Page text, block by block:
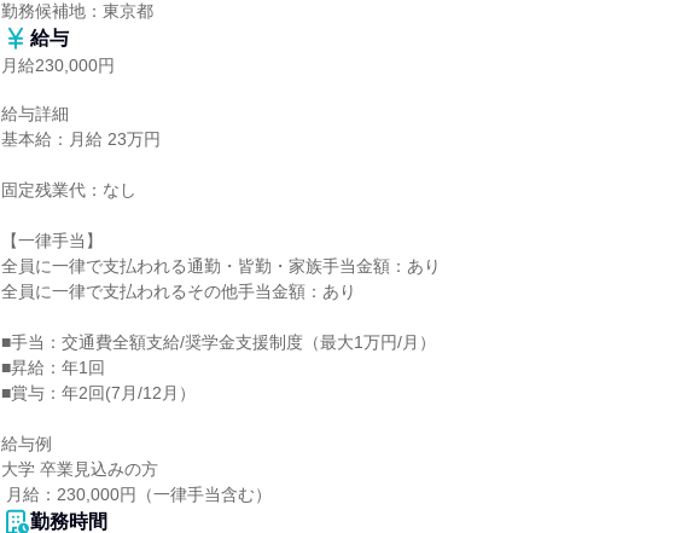
勤務候補地：東京都
給与
月給230,000円
給与詳細
基本給：月給 23万円
固定残業代：なし
【一律手当】
全員に一律で支払われる通勤・皆勤・家族手当金額：あり
全員に一律で支払われるその他手当金額：あり
■手当：交通費全額支給/奨学金支援制度（最大1万円/月）
■昇給：年1回
■賞与：年2回(7月/12月）
給与例
大学 卒業見込みの方
月給：230,000円（一律手当含む）
勤務時間